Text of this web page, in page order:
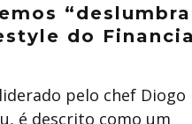
do
pelo chef Diogo
é descrito como um